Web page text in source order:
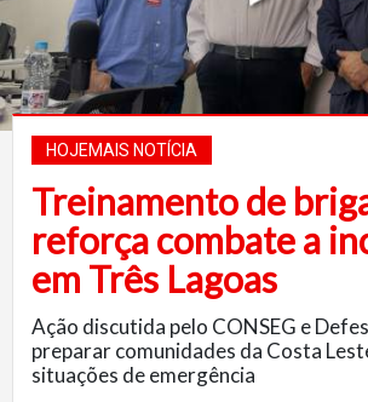
HOJEMAIS NOTÍCIA
Treinamento de
reforça combate a
em Três Lagoas
Ação discutida pelo CONSEG e
preparar comunidades da Costa
situações de emergência